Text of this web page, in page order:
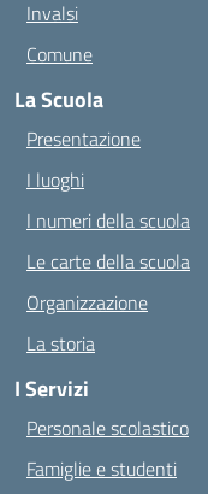
Invalsi
Comune
La Scuola
Presentazione
I luoghi
I numeri della scuola
Le carte della scuola
Organizzazione
La storia
I Servizi
Personale scolastico
Famiglie e studenti